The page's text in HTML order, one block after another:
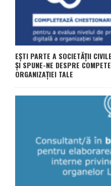
EȘTI PARTE A SOCIETĂȚII
ȘI SPUNE-NE DESPRE
ORGANIZAȚIEI TALE